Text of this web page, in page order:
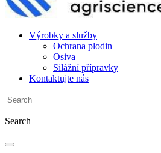
Výrobky a služby
Ochrana plodin
Osiva
Silážní přípravky
Kontaktujte nás
Search